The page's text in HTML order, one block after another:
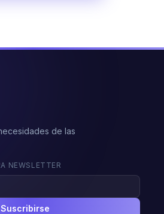
de las
NEWSLETTER
Suscribirse